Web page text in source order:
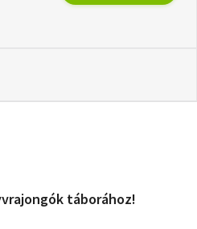
táborához!